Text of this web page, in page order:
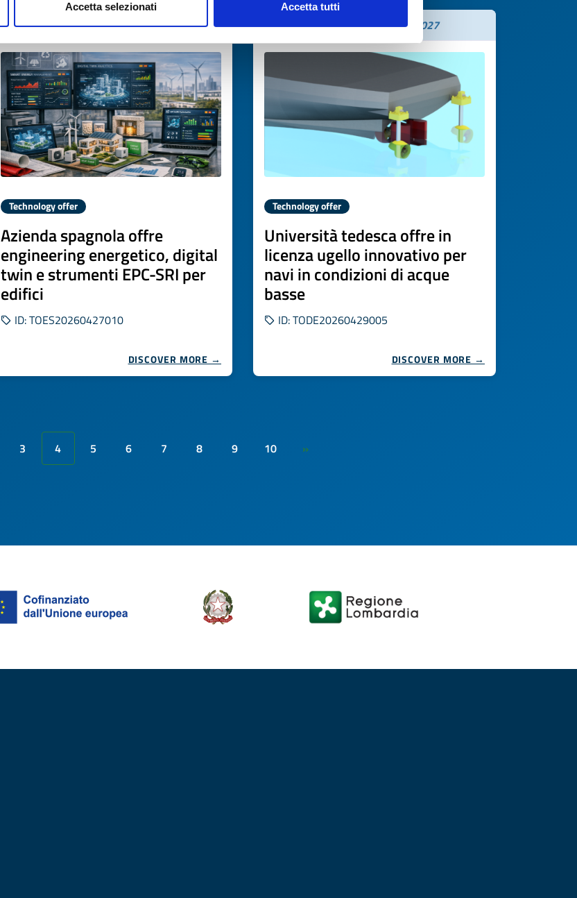
Accetta selezionati Accetta tutti
Expires on22 giugno 2027
Technology offer
Azienda spagnola offre
engineering energetico, digital
twin e strumenti EPC-SRI per
edifici
ID: TOES20260427010
DISCOVER MORE →
Expires on16 giugno 2027
Technology offer
Università tedesca offre in
licenza ugello innovativo per
navi in condizioni di acque
basse
ID: TODE20260429005
DISCOVER MORE →
3 4 5 6 7 8 9 10 »